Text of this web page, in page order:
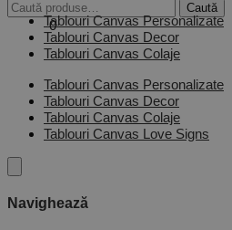
Caută
0,00lei 0
Tablouri Canvas Personalizate
Tablouri Canvas Decor
Tablouri Canvas Colaje
Tablouri Canvas Personalizate
Tablouri Canvas Decor
Tablouri Canvas Colaje
Tablouri Canvas Love Signs
Navighează